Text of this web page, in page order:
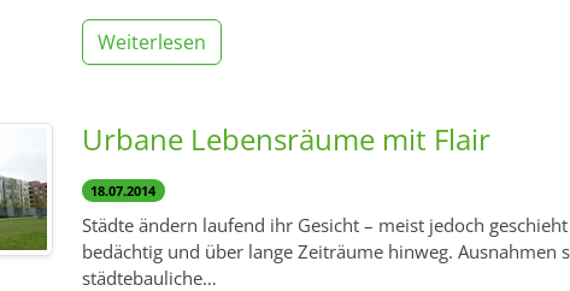
Weiterlesen
Urbane Lebensräume mit Flair
18.07.2014
Städte ändern laufend ihr Gesicht – meist jedoch
bedächtig und über lange Zeiträume hinweg. Ausnahmen
städtebauliche…